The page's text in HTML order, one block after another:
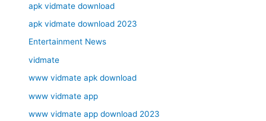
apk vidmate download
apk vidmate download 2023
Entertainment News
vidmate
www vidmate apk download
www vidmate app
www vidmate app download 2023